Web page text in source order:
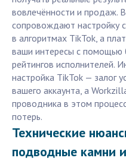
вовлечённости и продаж.
сопровождают настройку
в алгоритмах TikTok, а
ваши интересы с помощью
рейтингов исполнителей.
настройка TikTok — залог
вашего аккаунта, а
проводника в этом
потерь.
Технические
подводные камни